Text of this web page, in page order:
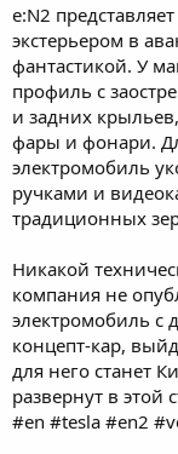
e:N2
экстерьером в
фантастикой. У
профиль с
и задних
фары и фонари.
электромобиль
ручками и
традиционных
Никакой
компания не
электромобиль
концепт-кар,
для него станет
развернут в этой
#en #tesla #en2